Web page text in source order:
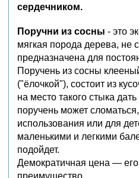
сердечником.
Поручни из сосны - это
мягкая порода дерева, не
предназначена для
Поручень из сосны
("ёлочкой"), состоит из
на место такого стыка
поручень может
использования или для
маленькими и легкими
подойдет.
Демократичная цена —